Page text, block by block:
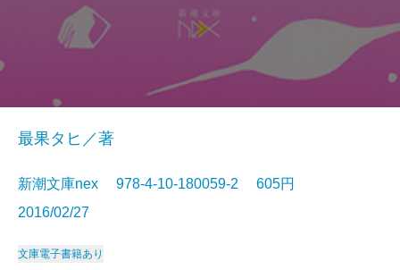
最果タヒ／著
新潮文庫nex 978-4-10-180059-2 605円
2016/02/27
文庫電子書籍あり